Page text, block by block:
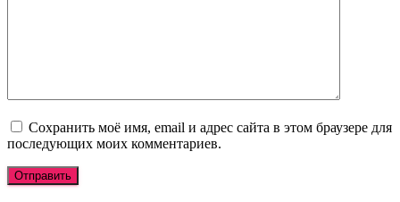
Сохранить моё имя, email и адрес сайта в этом браузере для
последующих моих комментариев.